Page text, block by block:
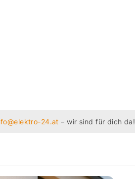
24.at – wir sind für dich da!